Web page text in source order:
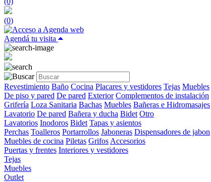
(0)
Agendá tu visita
Revestimiento Baño Cocina Placares y vestidores Tejas Muebles
De piso y pared De pared Exterior Complementos de instalación
Grifería Loza Sanitaria Bachas Muebles Bañeras e Hidromasajes
Lavatorio De pared Bañera y ducha Bidet Otro
Lavatorios Inodoros Bidet Tapas y asientos
Perchas Toalleros Portarrollos Jaboneras Dispensadores de jabon
Muebles de cocina Piletas Grifos Accesorios
Puertas y frentes Interiores y vestidores
Tejas
Muebles
Outlet